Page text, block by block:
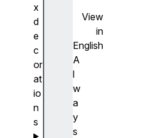
View
in
English
A
l
w
a
y
s
x
d
e
c
or
at
io
n
s